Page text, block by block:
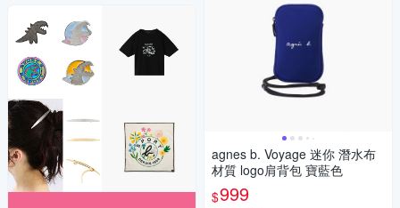
agnes b. Voyage 迷你 潛水布
材質 logo肩背包 寶藍色
$999